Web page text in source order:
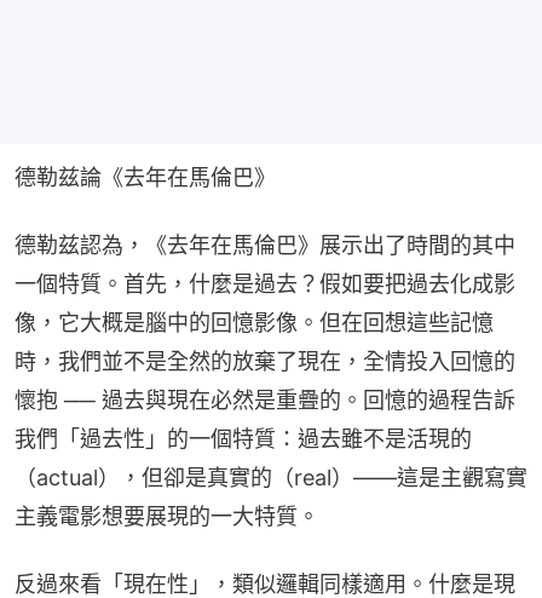
德勒兹論《去年在馬倫巴》
德勒兹認為，《去年在馬倫巴》展示出了時間的其中
一個特質。首先，什麼是過去？假如要把過去化成影
像，它大概是腦中的回憶影像。但在回想這些記憶
時，我們並不是全然的放棄了現在，全情投入回憶的
懷抱 ── 過去與現在必然是重疊的。回憶的過程告訴
我們「過去性」的一個特質：過去雖不是活現的
（actual），但卻是真實的（real）——這是主觀寫實
主義電影想要展現的一大特質。
反過來看「現在性」，類似邏輯同樣適用。什麼是現